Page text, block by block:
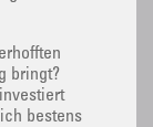
bringt?
bestens